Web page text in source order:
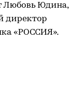
Любовь Юдина,
директор
«РОССИЯ».